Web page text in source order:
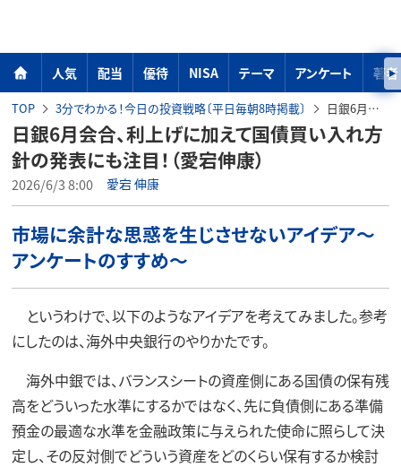
人気 配当 優待 NISA テーマ アンケート 著者
TOP 3分でわかる！今日の投資戦略〔平日毎朝8時掲載〕 日銀6月会合、利上げに加えて国債買い入れ方針の発表にも注目！（愛宕伸康）
日銀6月会合、利上げに加えて国債買い入れ方
針の発表にも注目！（愛宕伸康）
2026/6/3 8:00 愛宕 伸康
市場に余計な思惑を生じさせないアイデア～
アンケートのすすめ～
というわけで、以下のようなアイデアを考えてみました。参考
にしたのは、海外中央銀行のやりかたです。
海外中銀では、バランスシートの資産側にある国債の保有残
高をどういった水準にするかではなく、先に負債側にある準備
預金の最適な水準を金融政策に与えられた使命に照らして決
定し、その反対側でどういう資産をどのくらい保有するか検討